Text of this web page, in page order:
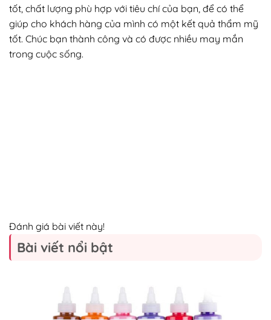
tốt, chất lượng phù hợp với tiêu chí của bạn, để có thể
giúp cho khách hàng của mình có một kết quả thẩm mỹ
tốt. Chúc bạn thành công và có được nhiều may mắn
trong cuộc sống.
Đánh giá bài viết này!
Bài viết nổi bật